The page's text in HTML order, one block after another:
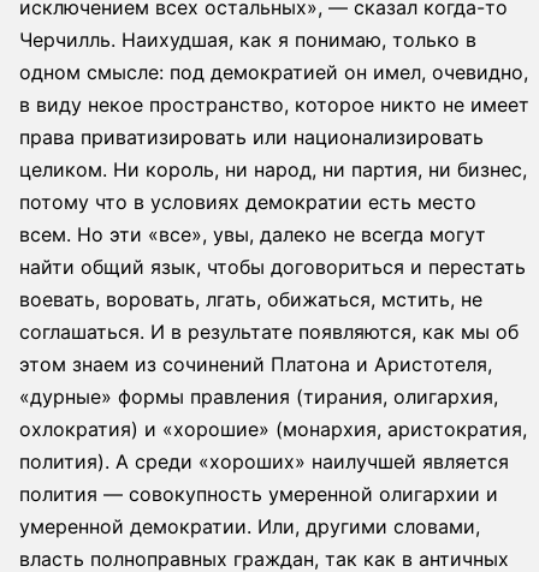
исключением всех остальных», — сказал когда-то
Черчилль. Наихудшая, как я понимаю, только в
одном смысле: под демократией он имел, очевидно,
в виду некое пространство, которое никто не имеет
права приватизировать или национализировать
целиком. Ни король, ни народ, ни партия, ни бизнес,
потому что в условиях демократии есть место
всем. Но эти «все», увы, далеко не всегда могут
найти общий язык, чтобы договориться и перестать
воевать, воровать, лгать, обижаться, мстить, не
соглашаться. И в результате появляются, как мы об
этом знаем из сочинений Платона и Аристотеля,
«дурные» формы правления (тирания, олигархия,
охлократия) и «хорошие» (монархия, аристократия,
полития). А среди «хороших» наилучшей является
полития — совокупность умеренной олигархии и
умеренной демократии. Или, другими словами,
власть полноправных граждан, так как в античных